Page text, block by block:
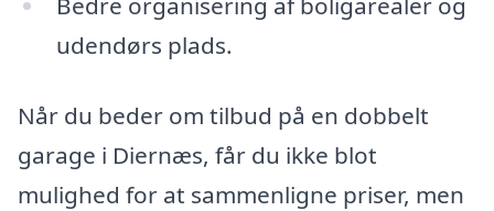
udendørs plads.
Når du beder om tilbud på en dobbelt
garage i Diernæs, får du ikke blot
mulighed for at sammenligne priser, men